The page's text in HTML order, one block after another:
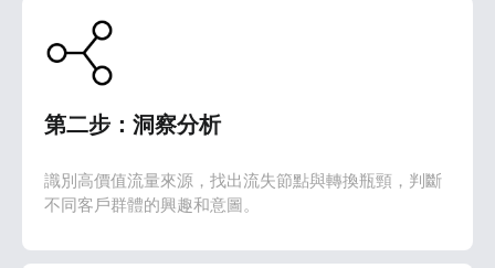
第二步：洞察分析
識別高價值流量來源，找出流失節點與轉換瓶頸，判斷
不同客戶群體的興趣和意圖。